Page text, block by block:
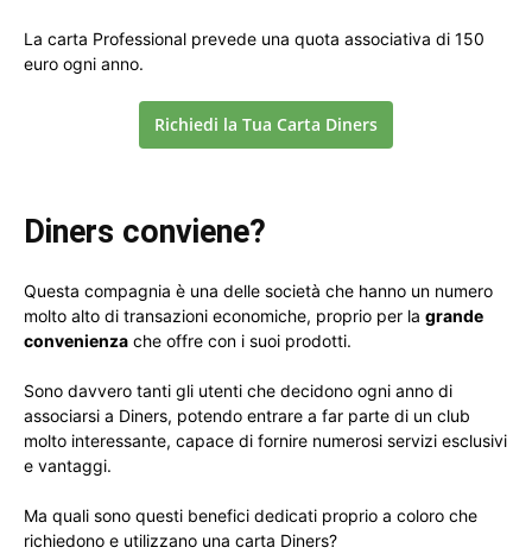
La carta Professional prevede una quota associativa di 150
euro ogni anno.
Richiedi la Tua Carta Diners
Diners conviene?
Questa compagnia è una delle società che hanno un numero
molto alto di transazioni economiche, proprio per la grande
convenienza che offre con i suoi prodotti.
Sono davvero tanti gli utenti che decidono ogni anno di
associarsi a Diners, potendo entrare a far parte di un club
molto interessante, capace di fornire numerosi servizi esclusivi
e vantaggi.
Ma quali sono questi benefici dedicati proprio a coloro che
richiedono e utilizzano una carta Diners?